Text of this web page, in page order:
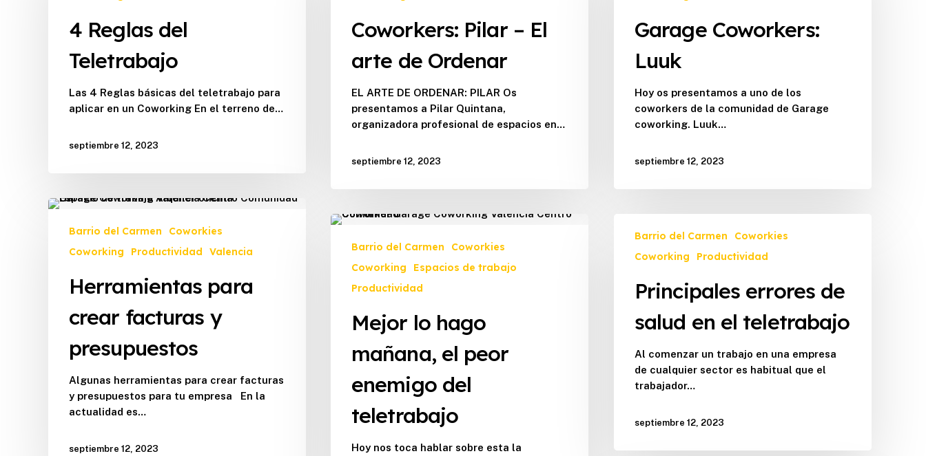
4 Reglas del
Teletrabajo
Las 4 Reglas básicas del teletrabajo para
aplicar en un Coworking En el terreno de…
septiembre 12, 2023
Coworkers: Pilar – El
arte de Ordenar
EL ARTE DE ORDENAR: PILAR Os
presentamos a Pilar Quintana,
organizadora profesional de espacios en…
septiembre 12, 2023
Garage Coworkers:
Luuk
Hoy os presentamos a uno de los
coworkers de la comunidad de Garage
coworking. Luuk…
septiembre 12, 2023
Herramientas
crear
facturas
presupuestos
Barrio del Carmen
Coworkies
Coworking
Productividad Valencia
Herramientas para
crear facturas y
presupuestos
Algunas herramientas para crear facturas
y presupuestos para tu empresa En la
actualidad es…
septiembre 12, 2023
Mejor
hago
mañana,
enemigo
teletrabajo
Barrio del Carmen
Coworkies
Coworking
Espacios de trabajo
Productividad
Mejor lo hago
mañana, el peor
enemigo del
teletrabajo
Hoy nos toca hablar sobre esta la
errores
teletrabajo
Barrio del Carmen
Coworkies
Coworking
Productividad
Principales errores de
salud en el teletrabajo
Al comenzar un trabajo en una empresa
de cualquier sector es habitual que el
trabajador…
septiembre 12, 2023